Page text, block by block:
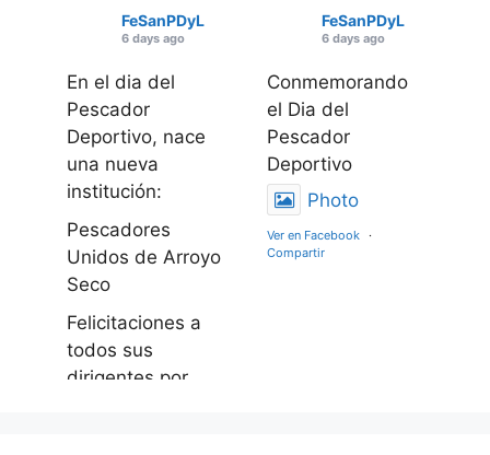
FeSanPDyL
6 days ago
En el dia del
Pescador
Deportivo, nace
una nueva
institución:
Pescadores
Unidos de Arroyo
Seco
Felicitaciones a
todos sus
dirigentes por
FeSanPDyL
6 days ago
Conmemorando
el Dia del
Pescador
Deportivo
Photo
Ver en Facebook
·
Compartir